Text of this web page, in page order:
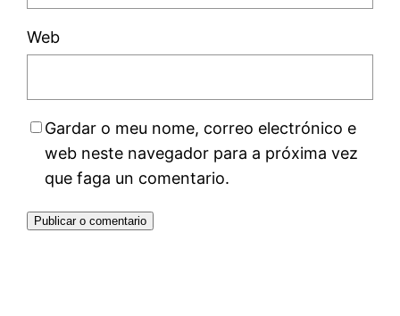
Web
Gardar o meu nome, correo electrónico e
web neste navegador para a próxima vez
que faga un comentario.